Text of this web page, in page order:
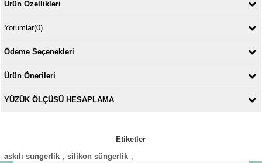
Ürün Özellikleri
Yorumlar(0)
Ödeme Seçenekleri
Ürün Önerileri
YÜZÜK ÖLÇÜSÜ HESAPLAMA
Etiketler
askılı sungerlik
silikon süngerlik